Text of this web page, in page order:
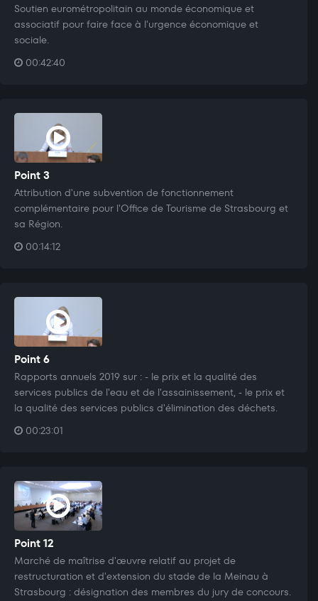
Soutien eurométropolitain au monde économique et
associatif pour faire face à l'urgence économique et
sociale.
00:42:40
Point 3
Attribution d'une subvention de fonctionnement
complémentaire pour l'Office de Tourisme de Strasbourg et
sa Région.
00:14:12
Point 6
Rapports annuels 2019 sur : - le prix et la qualité des
services publics de l'eau et de l'assainissement, - le prix et
la qualité des services publics d'élimination des déchets.
00:23:01
Point 12
Marché de maîtrise d'œuvre relatif au projet de
restructuration et d'extension du stade de la Meinau à
Strasbourg : désignation des membres du jury de concours.